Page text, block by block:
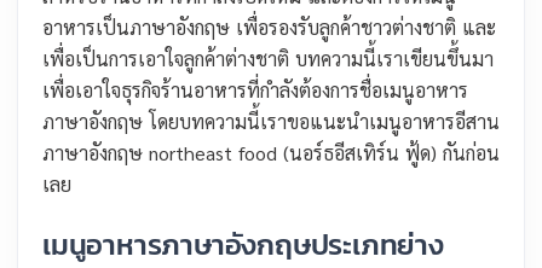
อาหารเป็นภาษาอังกฤษ เพื่อรองรับลูกค้าชาวต่างชาติ และ
เพื่อเป็นการเอาใจลูกค้าต่างชาติ บทความนี้เราเขียนขึ้นมา
เพื่อเอาใจธุรกิจร้านอาหารที่กำลังต้องการชื่อเมนูอาหาร
ภาษาอังกฤษ โดยบทความนี้เราขอแนะนำเมนูอาหารอีสาน
ภาษาอังกฤษ northeast food (นอร์ธอีสเทิร์น ฟู้ด) กันก่อน
เลย
เมนูอาหารภาษาอังกฤษประเภทย่าง